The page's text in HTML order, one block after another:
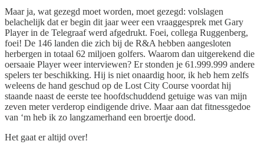
Maar ja, wat gezegd moet worden, moet gezegd: volslagen
belachelijk dat er begin dit jaar weer een vraaggesprek met Gary
Player in de Telegraaf werd afgedrukt. Foei, collega Ruggenberg,
foei! De 146 landen die zich bij de R&A hebben aangesloten
herbergen in totaal 62 miljoen golfers. Waarom dan uitgerekend die
oersaaie Player weer interviewen? Er stonden je 61.999.999 andere
spelers ter beschikking. Hij is niet onaardig hoor, ik heb hem zelfs
weleens de hand geschud op de Lost City Course voordat hij
staande naast de eerste tee hoofdschuddend getuige was van mijn
zeven meter verderop eindigende drive. Maar aan dat fitnessgedoe
van ‘m heb ik zo langzamerhand een broertje dood.
Het gaat er altijd over!